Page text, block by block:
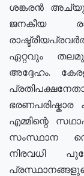
ശങ്കരൻ
ജനകീയ
ഏറ്റവും
അദ്ദേഹം.
എമ്മിന്റെ
സംസ്ഥാന
നിരവധി